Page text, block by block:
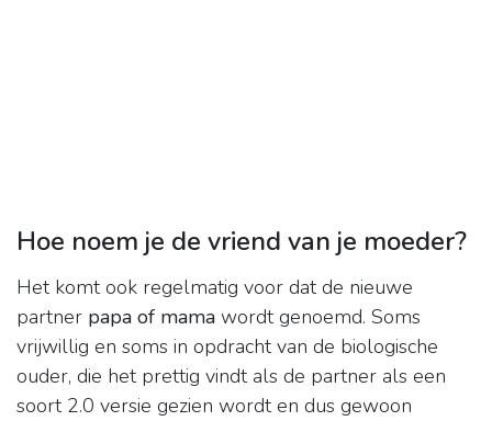
Hoe noem je de vriend van je moeder?
Het komt ook regelmatig voor dat de nieuwe
partner papa of mama wordt genoemd. Soms
vrijwillig en soms in opdracht van de biologische
ouder, die het prettig vindt als de partner als een
soort 2.0 versie gezien wordt en dus gewoon